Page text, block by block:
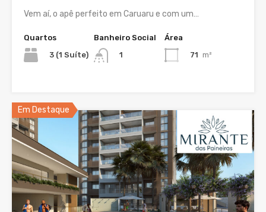
Vem aí, o apê perfeito em Caruaru e com um…
Quartos
3 (1 Suíte)
Banheiro Social
1
Área
71 m²
Em Destaque